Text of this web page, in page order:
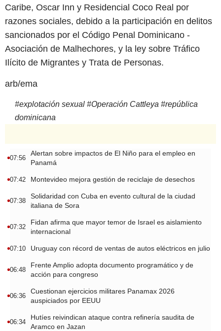
Caribe, Oscar Inn y Residencial Coco Real por
razones sociales, debido a la participación en delitos
sancionados por el Código Penal Dominicano -
Asociación de Malhechores, y la ley sobre Tráfico
Ilícito de Migrantes y Trata de Personas.
arb/ema
#explotación sexual #Operación Cattleya #república
dominicana
07:56
Alertan sobre impactos de El Niño para el empleo en
Panamá
07:42 Montevideo mejora gestión de reciclaje de desechos
07:38
Solidaridad con Cuba en evento cultural de la ciudad
italiana de Sora
07:32
Fidan afirma que mayor temor de Israel es aislamiento
internacional
07:10 Uruguay con récord de ventas de autos eléctricos en julio
06:48
Frente Amplio adopta documento programático y de
acción para congreso
06:36
Cuestionan ejercicios militares Panamax 2026
auspiciados por EEUU
06:34
Hutíes reivindican ataque contra refinería saudita de
Aramco en Jazan